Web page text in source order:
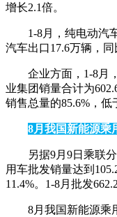
增长2.1倍。
1-8月，纯电动汽
汽车出口17.6万辆，同
企业方面，1-8月
业集团销量合计为
销售总量的85.6%，低
8月我国新能源乘
另据9月9日乘联
用车批发销量达到
11.4%。1-8月批发
8月我国新能源乘